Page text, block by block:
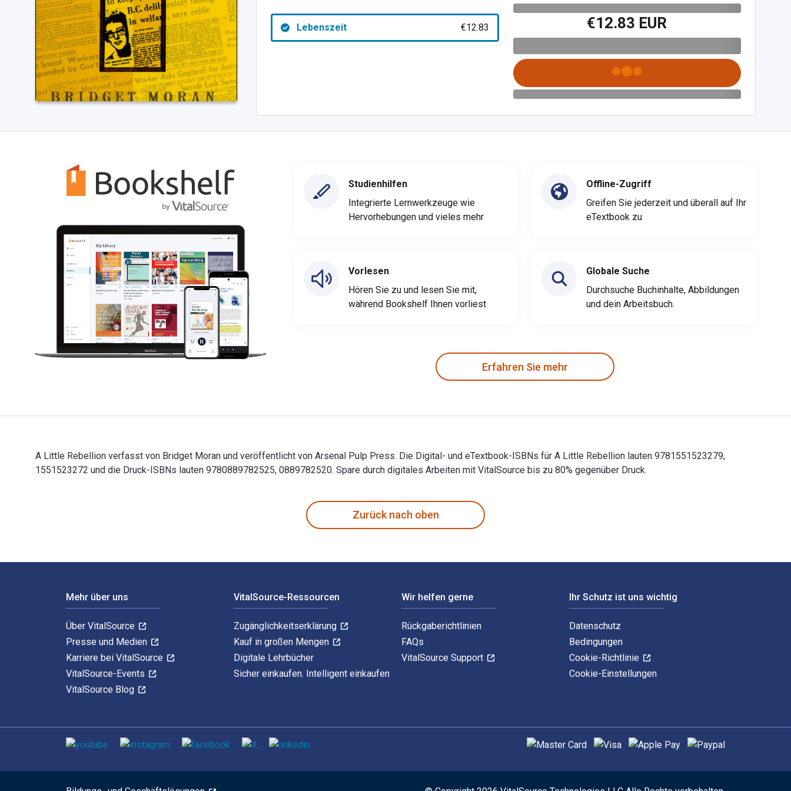
Lebenszeit €12.83 €12.83 EUR
Studienhilfen
Integrierte Lernwerkzeuge wie
Hervorhebungen und vieles mehr
Vorlesen
Hören Sie zu und lesen Sie mit,
während Bookshelf Ihnen vorliest
Offline-Zugriff
Greifen Sie jederzeit und überall auf Ihr
eTextbook zu
Globale Suche
Durchsuche Buchinhalte, Abbildungen
und dein Arbeitsbuch.
Erfahren Sie mehr
A Little Rebellion verfasst von Bridget Moran und veröffentlicht von Arsenal Pulp Press. Die Digital- und eTextbook-ISBNs für A Little Rebellion lauten 9781551523279,
1551523272 und die Druck-ISBNs lauten 9780889782525, 0889782520. Spare durch digitales Arbeiten mit VitalSource bis zu 80% gegenüber Druck.
Zurück nach oben
Mehr über uns
Über VitalSource
Presse und Medien
Karriere bei VitalSource
VitalSource-Events
VitalSource Blog
VitalSource-Ressourcen
Zugänglichkeitserklärung
Kauf in großen Mengen
Digitale Lehrbücher
Sicher einkaufen. Intelligent einkaufen
Wir helfen gerne
Rückgaberichtlinien
FAQs
VitalSource Support
Ihr Schutz ist uns wichtig
Datenschutz
Bedingungen
Cookie-Richtlinie
Cookie-Einstellungen
Sozialen Medien Unterstützte Zahlungsmethoden